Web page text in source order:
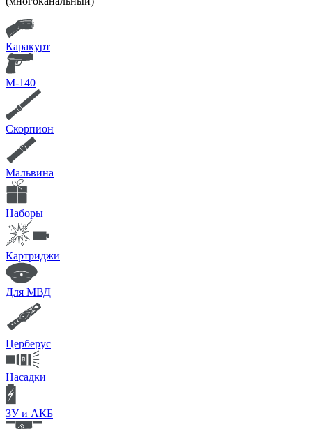
Каракурт
М-140
Скорпион
Мальвина
Наборы
Картриджи
Для МВД
Церберус
Насадки
ЗУ и АКБ